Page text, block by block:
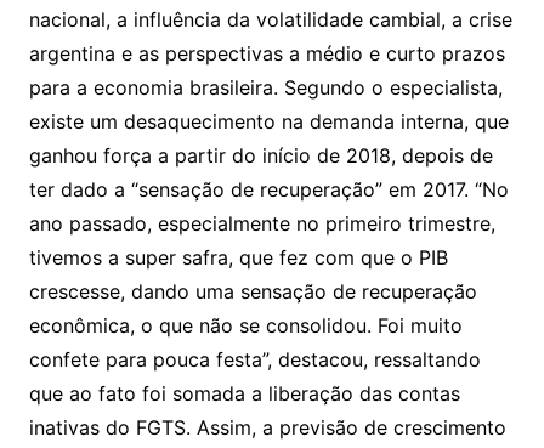
nacional, a influência da volatilidade cambial, a crise
argentina e as perspectivas a médio e curto prazos
para a economia brasileira. Segundo o especialista,
existe um desaquecimento na demanda interna, que
ganhou força a partir do início de 2018, depois de
ter dado a “sensação de recuperação” em 2017. “No
ano passado, especialmente no primeiro trimestre,
tivemos a super safra, que fez com que o PIB
crescesse, dando uma sensação de recuperação
econômica, o que não se consolidou. Foi muito
confete para pouca festa”, destacou, ressaltando
que ao fato foi somada a liberação das contas
inativas do FGTS. Assim, a previsão de crescimento